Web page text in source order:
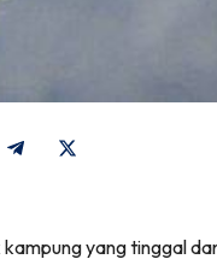
Share
(Twitter)
kampung yang tinggal